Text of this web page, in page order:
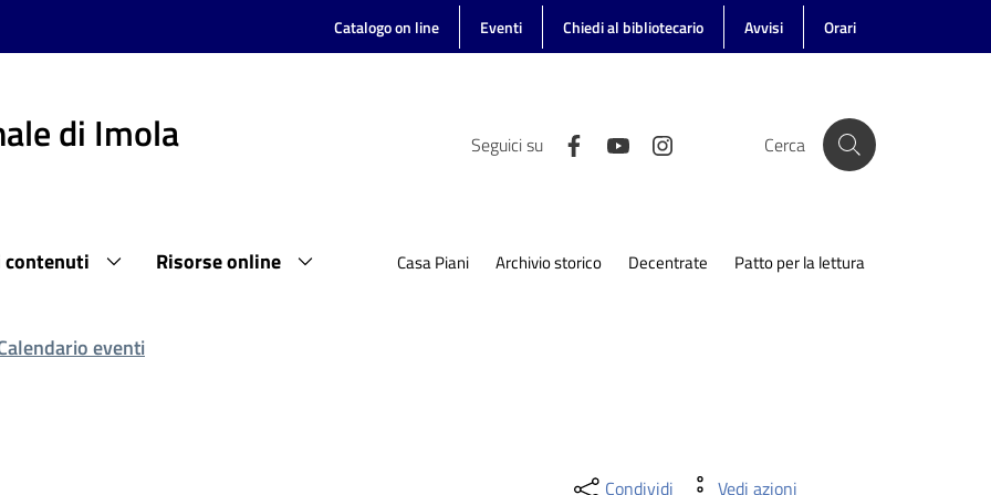
Catalogo on line Eventi Chiedi al bibliotecario Avvisi Orari
di Imola Seguici su Cerca
contenuti Risorse online Casa Piani Archivio storico Decentrate Patto per la lettura
eventi
Condividi Vedi azioni